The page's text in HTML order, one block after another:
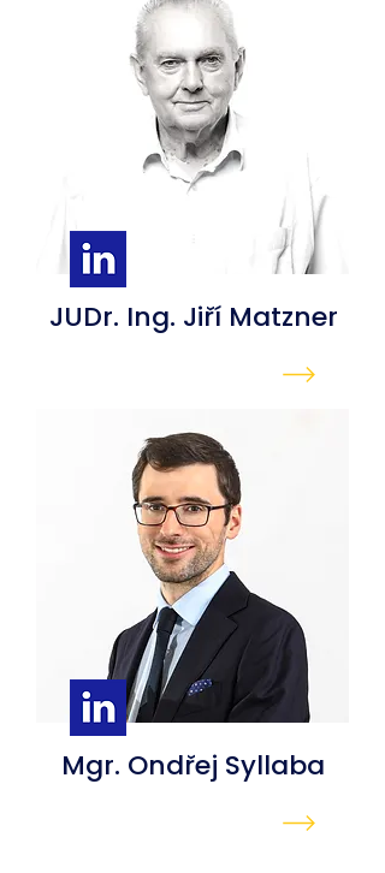
JUDr. Ing. Jiří Matzner
Mgr. Ondřej Syllaba